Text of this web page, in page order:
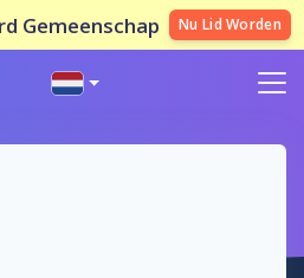
Gemeenschap Nu Lid Worden